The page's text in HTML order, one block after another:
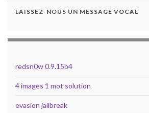
LAISSEZ-NOUS UN MESSAGE VOCAL
redsn0w 0.9.15b4
4 images 1 mot solution
evasion jailbreak